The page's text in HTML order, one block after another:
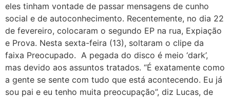
eles tinham vontade de passar mensagens de cunho
social e de autoconhecimento. Recentemente, no dia 22
de fevereiro, colocaram o segundo EP na rua, Expiação
e Prova. Nesta sexta-feira (13), soltaram o clipe da
faixa Preocupado. A pegada do disco é meio ‘dark’,
mas devido aos assuntos tratados. “É exatamente como
a gente se sente com tudo que está acontecendo. Eu já
sou pai e eu tenho muita preocupação”, diz Lucas, de